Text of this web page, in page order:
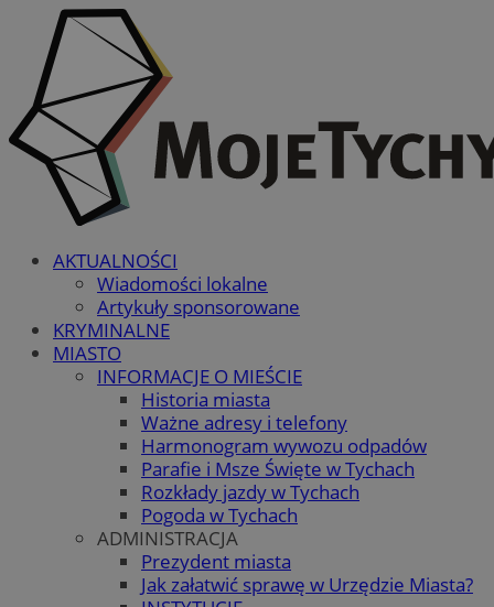
AKTUALNOŚCI
Wiadomości lokalne
Artykuły sponsorowane
KRYMINALNE
MIASTO
INFORMACJE O MIEŚCIE
Historia miasta
Ważne adresy i telefony
Harmonogram wywozu odpadów
Parafie i Msze Święte w Tychach
Rozkłady jazdy w Tychach
Pogoda w Tychach
ADMINISTRACJA
Prezydent miasta
Jak załatwić sprawę w Urzędzie Miasta?